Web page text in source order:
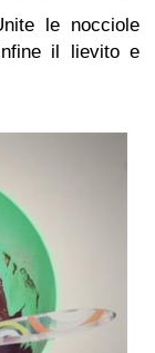
le nocciole
il lievito e